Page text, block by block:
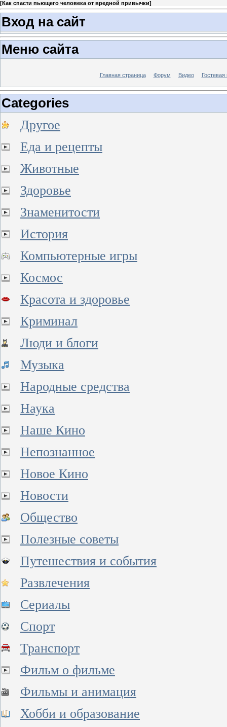
[Как спасти пьющего человека от вредной привычки]
Вход на сайт
Меню сайта
Главная страница Форум Видео Гостевая
Categories
Другое
Еда и рецепты
Животные
Здоровье
Знаменитости
История
Компьютерные игры
Космос
Красота и здоровье
Криминал
Люди и блоги
Музыка
Народные средства
Наука
Наше Кино
Непознанное
Новое Кино
Новости
Общество
Полезные советы
Путешествия и события
Развлечения
Сериалы
Спорт
Транспорт
Фильм о фильме
Фильмы и анимация
Хобби и образование